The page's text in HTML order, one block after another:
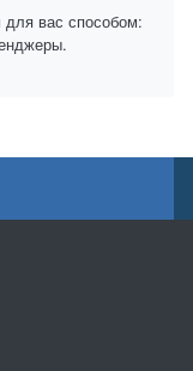
вас способом: